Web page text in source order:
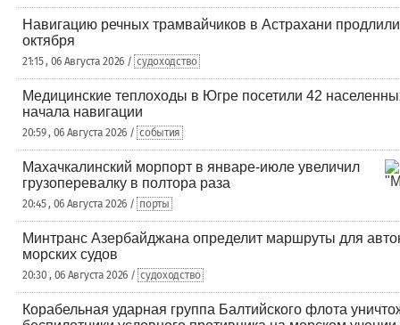
Навигацию речных трамвайчиков в Астрахани
октября
21:15 , 06 Августа 2026 / судоходство
Медицинские теплоходы в Югре посетили 42
начала навигации
20:59 , 06 Августа 2026 / события
Махачкалинский морпорт в январе-июле увеличил
грузоперевалку в полтора раза
20:45 , 06 Августа 2026 / порты
Минтранс Азербайджана определит маршруты для
морских судов
20:30 , 06 Августа 2026 / судоходство
Корабельная ударная группа Балтийского флота